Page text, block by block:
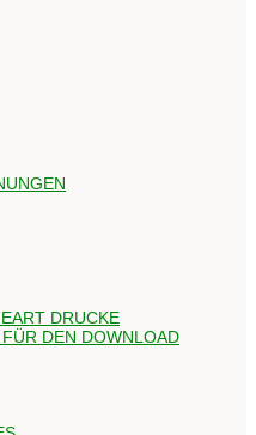
DRUCKE
DEN DOWNLOAD